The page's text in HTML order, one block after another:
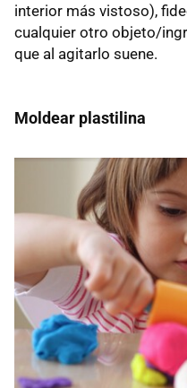
interior más vistoso),
cualquier otro objeto/
que al agitarlo suene.
Moldear plastilina